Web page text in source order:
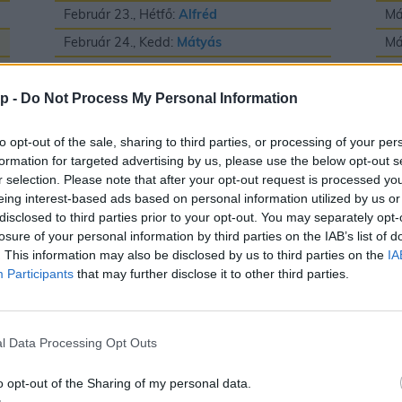
- Do Not Process My Personal Information
opt-out of the sale, sharing to third parties, or processing of your
for targeted advertising by us, please use the below opt-out
selection. Please note that after your opt-out request is processed
interest-based ads based on personal information utilized by us
to third parties prior to your opt-out. You may separately
of your personal information by third parties on the IAB’s list of
This information may also be disclosed by us to third parties on the
Participants that may further disclose it to other third parties.
Data Processing Opt Outs
opt-out of the Sharing of my personal data.
Február 23., Hétfő: Alfréd
Február 24., Kedd: Mátyás
Február 25., Szerda:Géza
Február 26., Csütörtök:Edina
Február 28., Szombat:
Elemér
Május 2., Szombat:Zsigmond